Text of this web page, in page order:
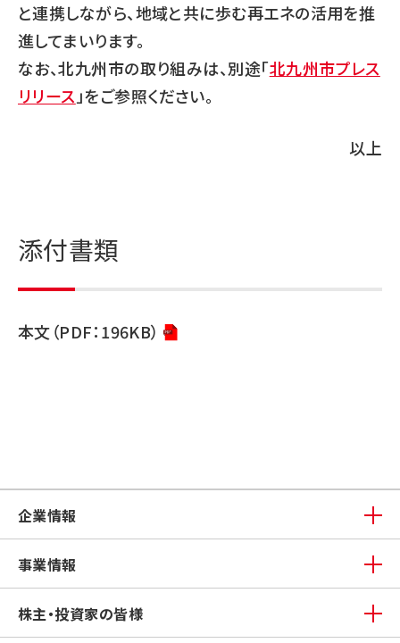
と連携しながら、地域と共に歩む再エネの活用を推
進してまいります。
なお、北九州市の取り組みは、別途「北九州市プレス
リリース 」をご参照ください。
以上
添付書類
本文（PDF：196KB）
企業情報
事業情報
株主・投資家の皆様